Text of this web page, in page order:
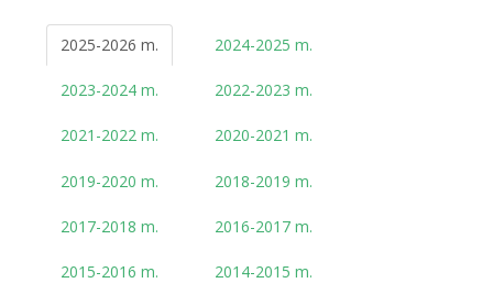
2025-2026 m. 2024-2025 m.
2023-2024 m. 2022-2023 m.
2021-2022 m. 2020-2021 m.
2019-2020 m. 2018-2019 m.
2017-2018 m. 2016-2017 m.
2015-2016 m. 2014-2015 m.